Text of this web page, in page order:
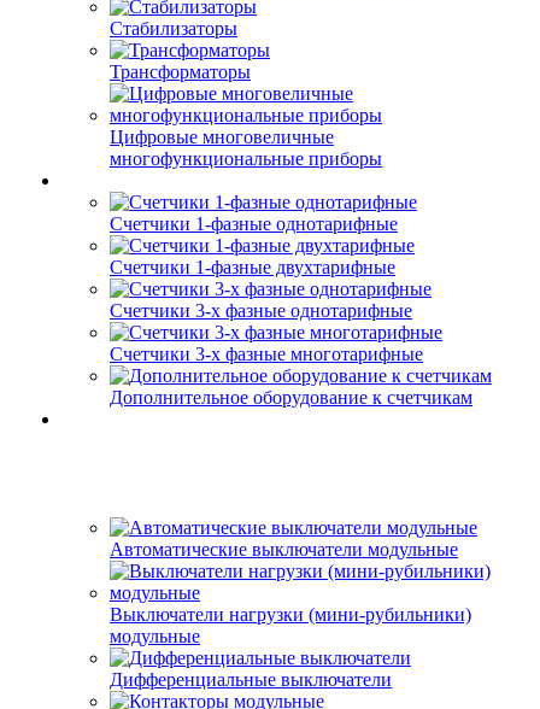
Стабилизаторы
Трансформаторы
Цифровые многовеличные
многофункциональные приборы
Счетчики 1-фазные однотарифные
Счетчики 1-фазные двухтарифные
Счетчики 3-х фазные однотарифные
Счетчики 3-х фазные многотарифные
Дополнительное оборудование к счетчикам
Автоматические выключатели модульные
Выключатели нагрузки (мини-рубильники)
модульные
Дифференциальные выключатели